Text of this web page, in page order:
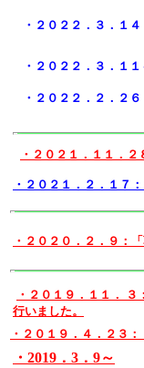
・２０２２．３．１４
・２０２２．３．１１
・２０２２．２．２
・２０２１．１１．
・２０２１．２．１７
・２０２０．２．９：
・２０１９．１１．
行いました。
・２０１９．４．２３
・2019．3．9～